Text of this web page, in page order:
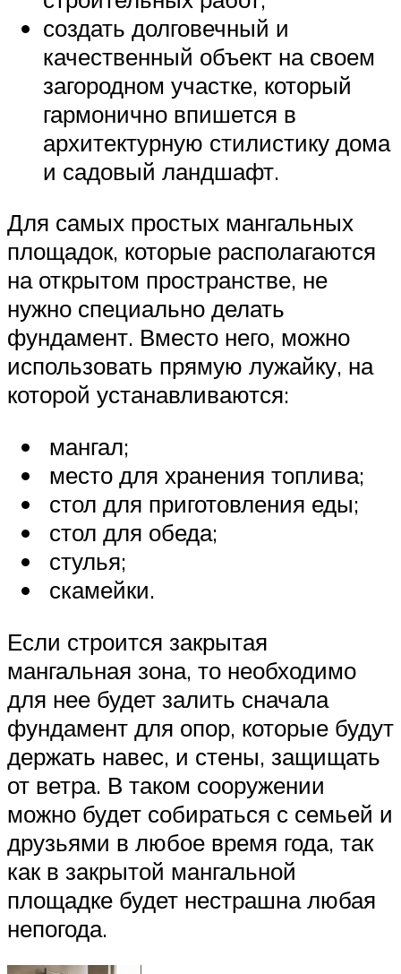
создать долговечный и
качественный объект на своем
загородном участке, который
гармонично впишется в
архитектурную стилистику дома
и садовый ландшафт.
Для самых простых мангальных
площадок, которые располагаются
на открытом пространстве, не
нужно специально делать
фундамент. Вместо него, можно
использовать прямую лужайку, на
которой устанавливаются:
мангал;
место для хранения топлива;
стол для приготовления еды;
стол для обеда;
стулья;
скамейки.
Если строится закрытая
мангальная зона, то необходимо
для нее будет залить сначала
фундамент для опор, которые будут
держать навес, и стены, защищать
от ветра. В таком сооружении
можно будет собираться с семьей и
друзьями в любое время года, так
как в закрытой мангальной
площадке будет нестрашна любая
непогода.